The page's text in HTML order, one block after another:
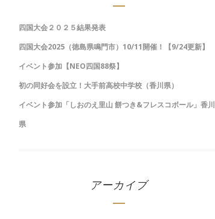
四国大会２０２５結果発表
四国大会2025（徳島県鳴門市）10/11開催！【9/24更新】
イベント参加【NEO四国88祭】
初の同好会を設立！大手前高校中学校（香川県）
イベント参加「しおのえ里山 餅つき&フレスコボール」香川
県
アーカイブ